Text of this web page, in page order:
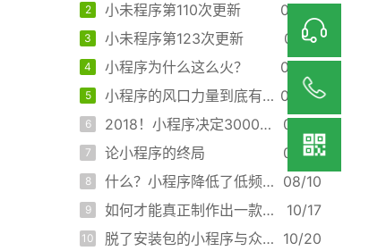
2 小未程序第110次更新 04/04
3 小未程序第123次更新 07/18
4 小程序为什么这么火？ 08/06
5 小程序的风口力量到底有多大？ 08/06
6 2018！小程序决定3000万商家业绩翻番的3个重要更新！ 03/13
7 论小程序的终局 05/15
8 什么？小程序降低了低频服务类APP的使用门槛？ 08/10
9 如何才能真正制作出一款质量高的小程序呢？ 10/17
10 脱了安装包的小程序与众多平台相似度99% 10/20